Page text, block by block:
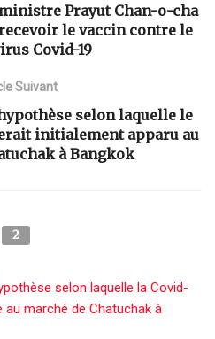
Prayut Chan-o-cha
le vaccin contre le
Covid-19
Suivant
selon laquelle le
initialement apparu au
à Bangkok
2
selon laquelle la Covid-
au marché de Chatuchak à